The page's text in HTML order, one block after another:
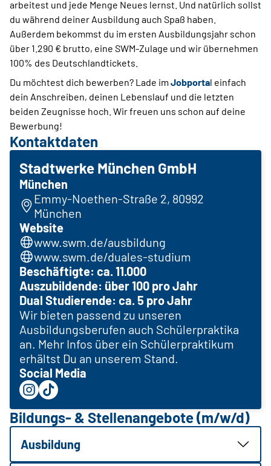
arbeitest und jede Menge Neues lernst. Und natürlich sollst
du während deiner Ausbildung auch Spaß haben.
Außerdem bekommst du im ersten Ausbildungsjahr schon
über 1.290 € brutto, eine SWM-Zulage und wir übernehmen
100% des Deutschlandtickets.
Du möchtest dich bewerben? Lade im Jobportal einfach
dein Anschreiben, deinen Lebenslauf und die letzten
beiden Zeugnisse hoch. Wir freuen uns schon auf deine
Bewerbung!
Kontaktdaten
Stadtwerke München GmbH
München
Emmy-Noethen-Straße 2, 80992
München
Website
www.swm.de/ausbildung
www.swm.de/duales-studium
Beschäftigte: ca. 11.000
Auszubildende: über 100 pro Jahr
Dual Studierende: ca. 5 pro Jahr
Wir bieten passend zu unseren
Ausbildungsberufen auch Schülerpraktika
an. Mehr Infos über ein Schülerpraktikum
erhältst Du an unserem Stand.
Social Media
Bildungs- & Stellenangebote (m/w/d)
Ausbildung